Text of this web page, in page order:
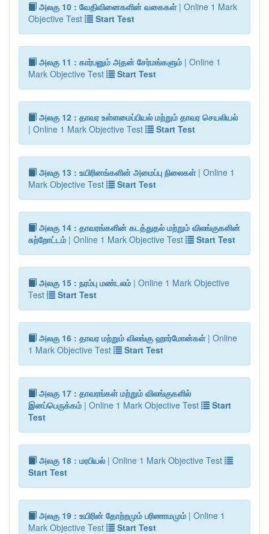
அலகு 10 : வேதிவினைகளின் வகைகள்| Online 1 Mark
Objective Test
Start Test
அலகு 11 : கார்பனும் அதன் சேர்மங்களும் | Online 1
Mark Objective Test
Start Test
அலகு 12 : தாவர உள்ளமைப்பியல் மற்றும் தாவர செயலியல்
| Online 1 Mark Objective Test
Start Test
அலகு 13 : உயிரினங்களின் அமைப்பு நிலைகள்| Online 1
Mark Objective Test
Start Test
அலகு 14 : தாவரங்களின் கடத்துதல் மற்றும் விலங்குகளின்
சுற்றோட்டம் | Online 1 Mark Objective Test Start Test
அலகு 15 : நரம்பு மண்டலம் | Online 1 Mark Objective
Test
Start Test
அலகு 16 : தாவர மற்றும் விலங்கு ஹார்மோன்கள்| Online
1 Mark Objective Test
Start Test
அலகு 17 : தாவரங்கள் மற்றும் விலங்குகளில்
இனப்பெருக்கம் | Online 1 Mark Objective Test
Start
Test
அலகு 18 : மரபியல் | Online 1 Mark Objective Test
Start Test
அலகு 19 : உயிரின் தோற்றமும் பரிணாமமும் | Online 1
Mark Objective Test
Start Test